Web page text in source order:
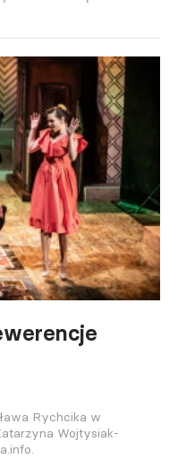
Rychcika w
Wojtysiak-